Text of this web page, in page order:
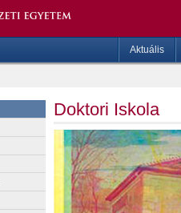
Aktuális
Doktori Iskola